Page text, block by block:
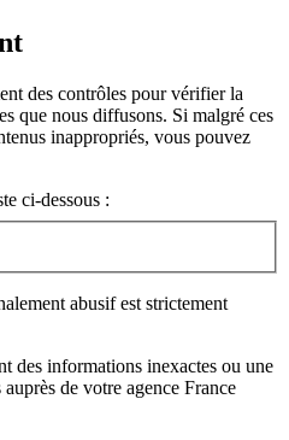
des contrôles pour vérifier la
que nous diffusons. Si malgré ces
inappropriés, vous pouvez
ci-dessous :
abusif est strictement
des informations inexactes ou une
de votre agence France